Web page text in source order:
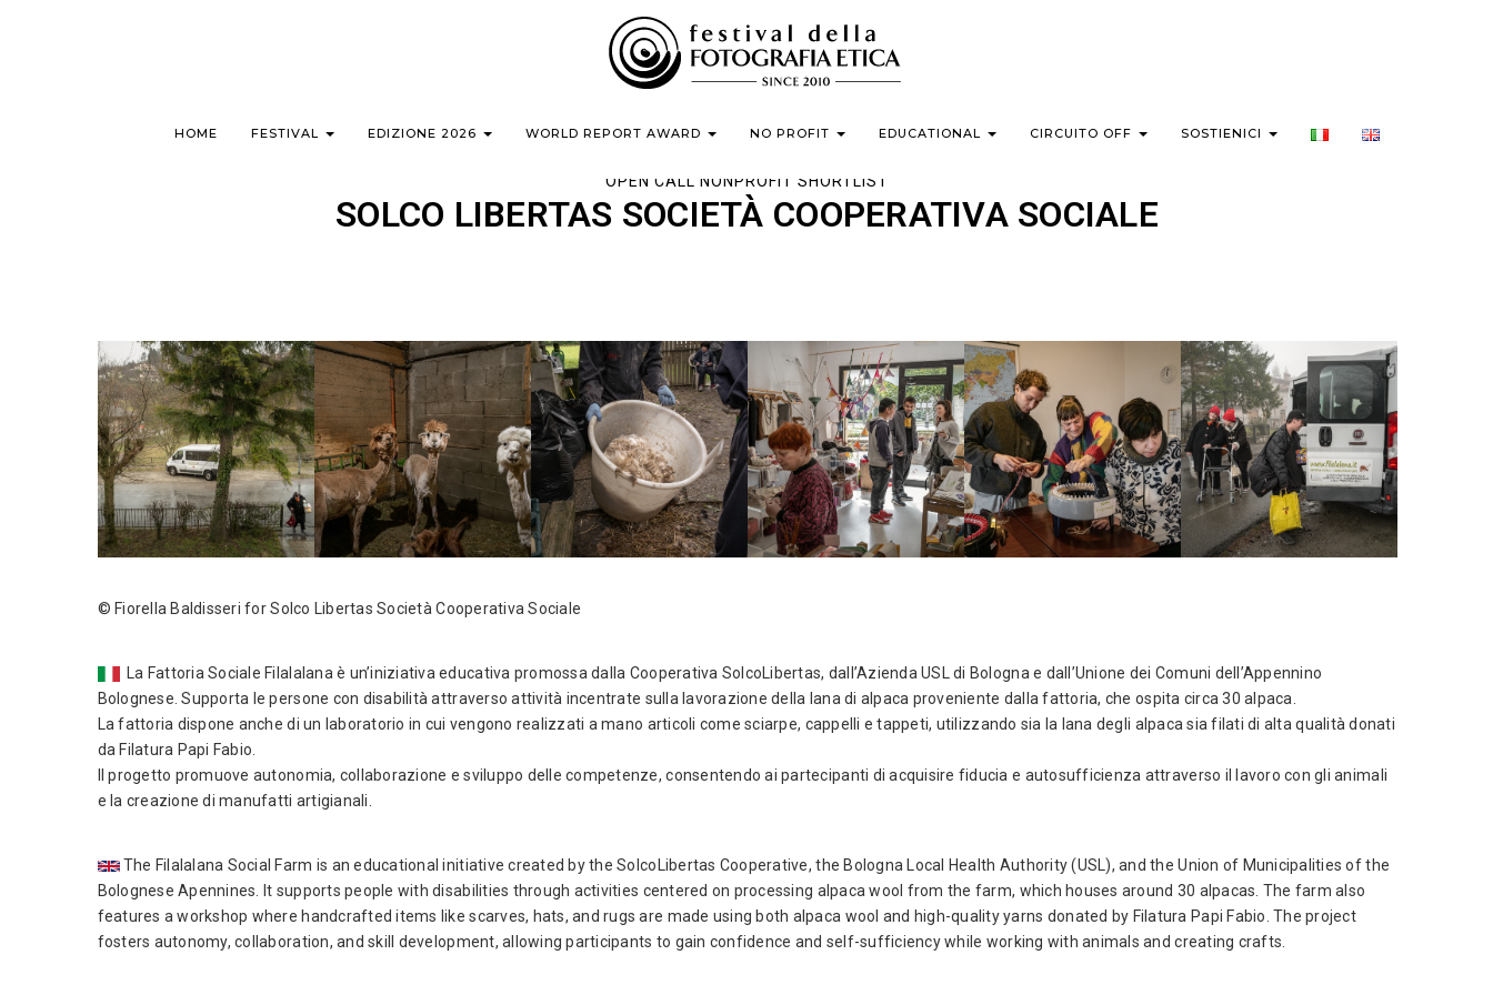
HOME FESTIVAL EDIZIONE 2026 WORLD REPORT AWARD NO PROFIT EDUCATIONAL CIRCUITO OFF SOSTIENICI
OPEN CALL NONPROFIT SHORTLIST
SOLCO LIBERTAS SOCIETÀ COOPERATIVA SOCIALE
© Fiorella BaldisseriforSolco Libertas Società Cooperativa Sociale
La Fattoria Sociale Filalalana è un’iniziativa educativa promossa dalla Cooperativa SolcoLibertas, dall’Azienda USL di Bologna e dall’Unione dei Comuni dell’Appennino
Bolognese. Supporta le persone con disabilità attraverso attività incentrate sulla lavorazione della lana di alpaca proveniente dalla fattoria, che ospita circa 30 alpaca.
La fattoria dispone anche di un laboratorio in cui vengono realizzati a mano articoli come sciarpe, cappelli e tappeti, utilizzando sia la lana degli alpaca sia filati di alta qualità donati
da Filatura Papi Fabio.
Il progetto promuove autonomia, collaborazione e sviluppo delle competenze, consentendo ai partecipanti di acquisire fiducia e autosufficienza attraverso il lavoro con gli animali
e la creazione di manufatti artigianali.
The Filalalana Social Farm is an educational initiative created by the SolcoLibertas Cooperative, the Bologna Local Health Authority (USL), and the Union of Municipalities of the
Bolognese Apennines. It supports people with disabilities through activities centered on processing alpaca wool from the farm, which houses around 30 alpacas. The farm also
features a workshop where handcrafted items like scarves, hats, and rugs are made using both alpaca wool and high-quality yarns donated by Filatura Papi Fabio. The project
fosters autonomy, collaboration, and skill development, allowing participants to gain confidence and self-sufficiency while working with animals and creating crafts.